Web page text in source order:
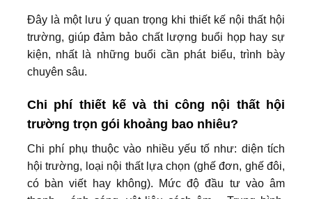
Đây là một lưu ý quan trọng khi thiết kế nội thất hội
trường, giúp đảm bảo chất lượng buổi họp hay sự
kiện, nhất là những buổi cần phát biểu, trình bày
chuyên sâu.
Chi phí thiết kế và thi công nội thất hội
trường trọn gói khoảng bao nhiêu?
Chi phí phụ thuộc vào nhiều yếu tố như: diện tích
hội trường, loại nội thất lựa chọn (ghế đơn, ghế đôi,
có bàn viết hay không). Mức độ đầu tư vào âm